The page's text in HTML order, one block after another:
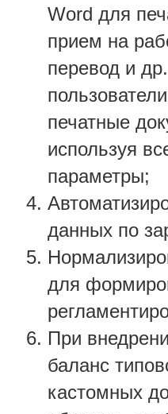
Word для
прием на
перевод и
печатные
используя
параметры;
данных по
для
При
баланс
кастомных